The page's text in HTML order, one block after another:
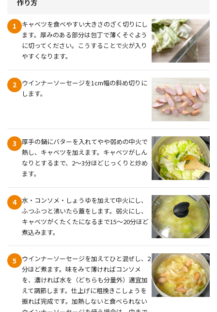
作り方
1
キャベツを食べやすい大きさのざく切りにし
ます。厚みのある部分は包丁で薄くそぐよう
に切ってください。こうすることで火が入り
やすくなります。
2
ウインナーソーセージを1cm幅の斜め切りに
します。
3
厚手の鍋にバターを入れてやや弱めの中火で
熱し、キャベツを加えます。キャベツがしん
なりとするまで、2〜3分ほどじっくりと炒め
ます。
4 水・コンソメ・しょうゆを加えて中火にし、
ふつふつと沸いたら蓋をします。弱火にし、
キャベツがくたくたになるまで15〜20分ほど
煮込みます。
5
ウインナーソーセージを加えてひと混ぜし、2
分ほど煮ます。味をみて薄ければコンソメ
を、濃ければ水を（どちらも分量外）適宜加
えて調節します。仕上げに粗挽きこしょうを
振れば完成です。加熱しないと食べられない